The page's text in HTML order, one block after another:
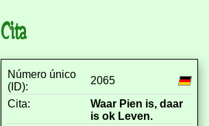
Cita
Número único
(ID):
2065
Cita:
Waar Pien is, daar
is ok Leven.